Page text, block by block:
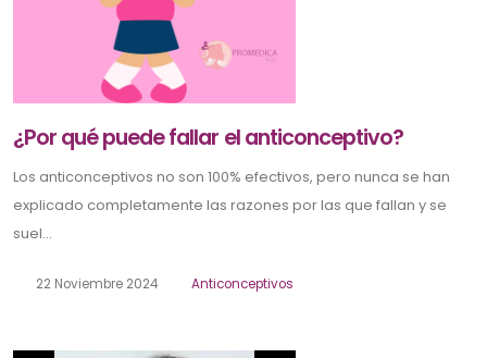
¿Por qué puede fallar el anticonceptivo?
Los anticonceptivos no son 100% efectivos, pero nunca se han
explicado completamente las razones por las que fallan y se
suel...
22 Noviembre 2024 Anticonceptivos